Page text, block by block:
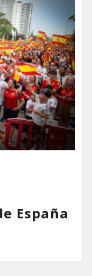
España